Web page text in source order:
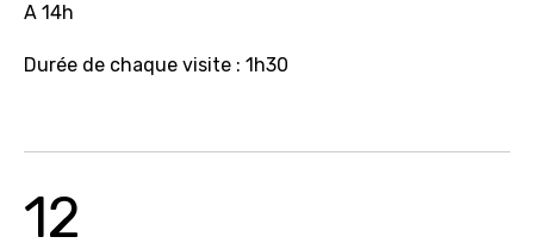
A 14h
Durée de chaque visite : 1h30
12